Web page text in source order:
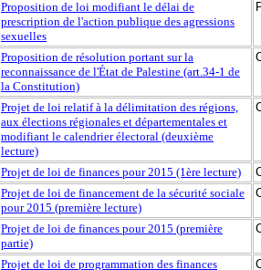
Proposition de loi modifiant le délai de
prescription de l'action publique des agressions
sexuelles
Proposition de résolution portant sur la
reconnaissance de l'État de Palestine (art.34-1 de
la Constitution)
Projet de loi relatif à la délimitation des régions,
aux élections régionales et départementales et
modifiant le calendrier électoral (deuxième
lecture)
Projet de loi de finances pour 2015 (1ère lecture)
Projet de loi de financement de la sécurité sociale
pour 2015 (première lecture)
Projet de loi de finances pour 2015 (première
partie)
Projet de loi de programmation des finances